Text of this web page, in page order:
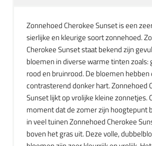
Zonnehoed Cherokee Sunset is een
sierlijke en kleurige soort zonnehoed.
Cherokee Sunset staat bekend zijn
bloemen in diverse warme tinten zoals:
rood en bruinrood. De bloemen hebben
contrasterend donker hart. Zonnehoed
Sunset lijkt op vrolijke kleine zonnetjes.
moment dat de zomer zijn hoogtepunt
in veel tuinen Zonnehoed Cherokee
boven het gras uit. Deze volle,